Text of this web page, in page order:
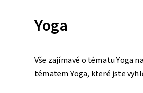
Yoga
Vše zajímavé o tématu Yoga
tématem Yoga, které jste